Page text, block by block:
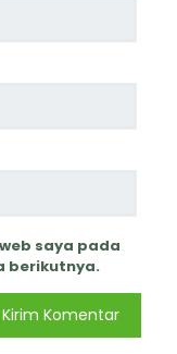
saya pada
berikutnya.